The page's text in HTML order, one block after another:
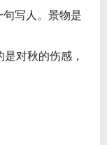
写人。景物是
对秋的伤感，